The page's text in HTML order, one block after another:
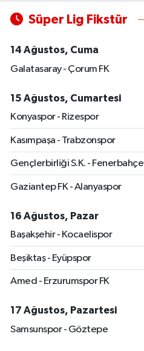
Süper Lig Fikstür
14 Ağustos, Cuma
Galatasaray - Çorum FK
15 Ağustos, Cumartesi
Konyaspor - Rizespor
Kasımpaşa - Trabzonspor
Gençlerbirliği S.K. - Fenerbahçe
Gaziantep FK - Alanyaspor
16 Ağustos, Pazar
Başakşehir - Kocaelispor
Beşiktaş - Eyüpspor
Amed - Erzurumspor FK
17 Ağustos, Pazartesi
Samsunspor - Göztepe